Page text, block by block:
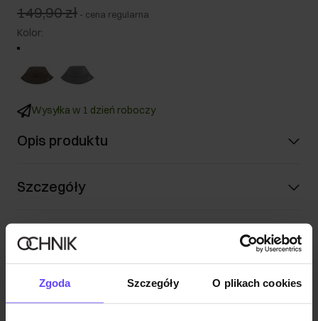
Zgoda Szczegóły O plikach cookies
149,90 zł - cena regularna
Kolor:
Wysyłka w 1 dzień roboczy
Opis produktu
Szczegóły
Skład i wymiary
Opinie